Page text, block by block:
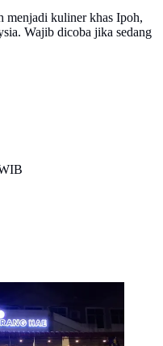
menjadi kuliner khas Ipoh,
Wajib dicoba jika sedang